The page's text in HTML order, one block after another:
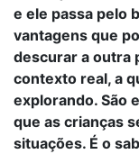
e ele passa pelo
vantagens que
descurar a outra
contexto real, a
explorando. São
que as crianças
situações. É o